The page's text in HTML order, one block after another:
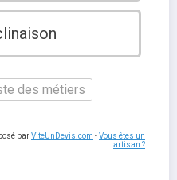
des métiers
parViteUnDevis.com -Vous êtes un
artisan ?